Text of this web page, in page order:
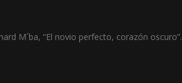
M´ba, “El novio perfecto, corazón oscuro”.